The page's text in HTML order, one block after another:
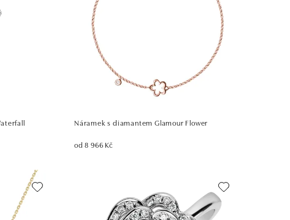
Náramek s diamantem Glamour Flower
od 8 966 Kč